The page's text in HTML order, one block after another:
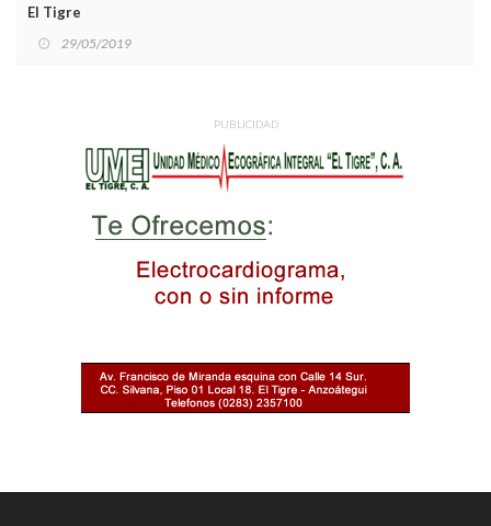
El Tigre
29/05/2019
PUBLICIDAD